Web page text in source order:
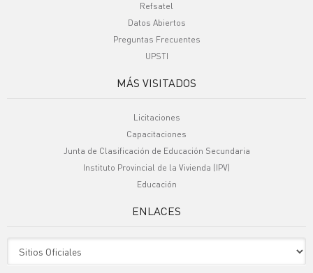
Refsatel
Datos Abiertos
Preguntas Frecuentes
UPSTI
MÁS VISITADOS
Licitaciones
Capacitaciones
Junta de Clasificación de Educación Secundaria
Instituto Provincial de la Vivienda (IPV)
Educación
ENLACES